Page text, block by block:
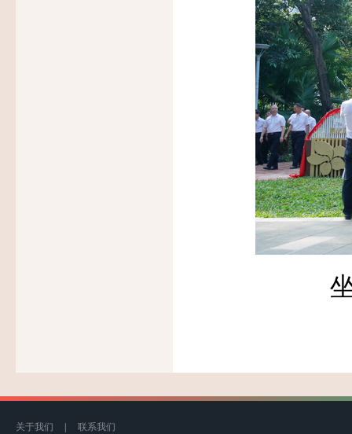
关于我们 | 联系我们